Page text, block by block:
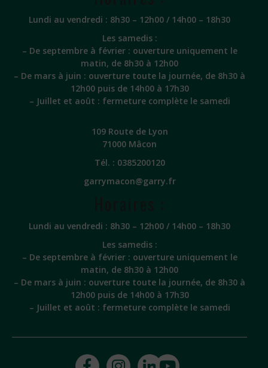
Lundi au vendredi : 8h30 – 12h00 / 14h00 – 18h30
Les samedis :
– De septembre à février : ouverture uniquement le
matin, de 8h30 à 12h00
– De mars à juin : ouverture toute la journée, de 8h30 à
12h00 puis de 14h00 à 17h30
– Juillet et août : fermeture complète le samedi
109 Route de Lyon
71000 Mâcon
Tél. : 0385200120
garrymacon@garry.fr
Lundi au vendredi : 8h30 – 12h00 / 14h00 – 18h30
Les samedis :
– De septembre à février : ouverture uniquement le
matin, de 8h30 à 12h00
– De mars à juin : ouverture toute la journée, de 8h30 à
12h00 puis de 14h00 à 17h30
– Juillet et août : fermeture complète le samedi